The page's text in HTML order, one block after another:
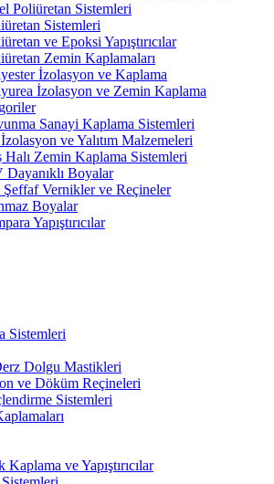
Poliüretan Sistemleri
Sistemleri
ve Epoksi Yapıştırıcılar
Zemin Kaplamaları
İzolasyon ve Kaplama
İzolasyon ve Zemin Kaplama
Sanayi Kaplama Sistemleri
ve Yalıtım Malzemeleri
Halı Zemin Kaplama Sistemleri
Dayanıklı Boyalar
Vernikler ve Reçineler
Boyalar
Yapıştırıcılar
Sistemleri
Dolgu Mastikleri
ve Döküm Reçineleri
Sistemleri
ve Yapıştırıcılar